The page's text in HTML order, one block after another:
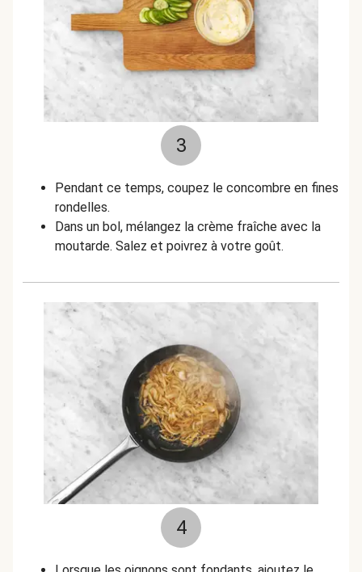
3
Pendant ce temps, coupez le concombre en fines
rondelles.
Dans un bol, mélangez la crème fraîche avec la
moutarde. Salez et poivrez à votre goût.
4